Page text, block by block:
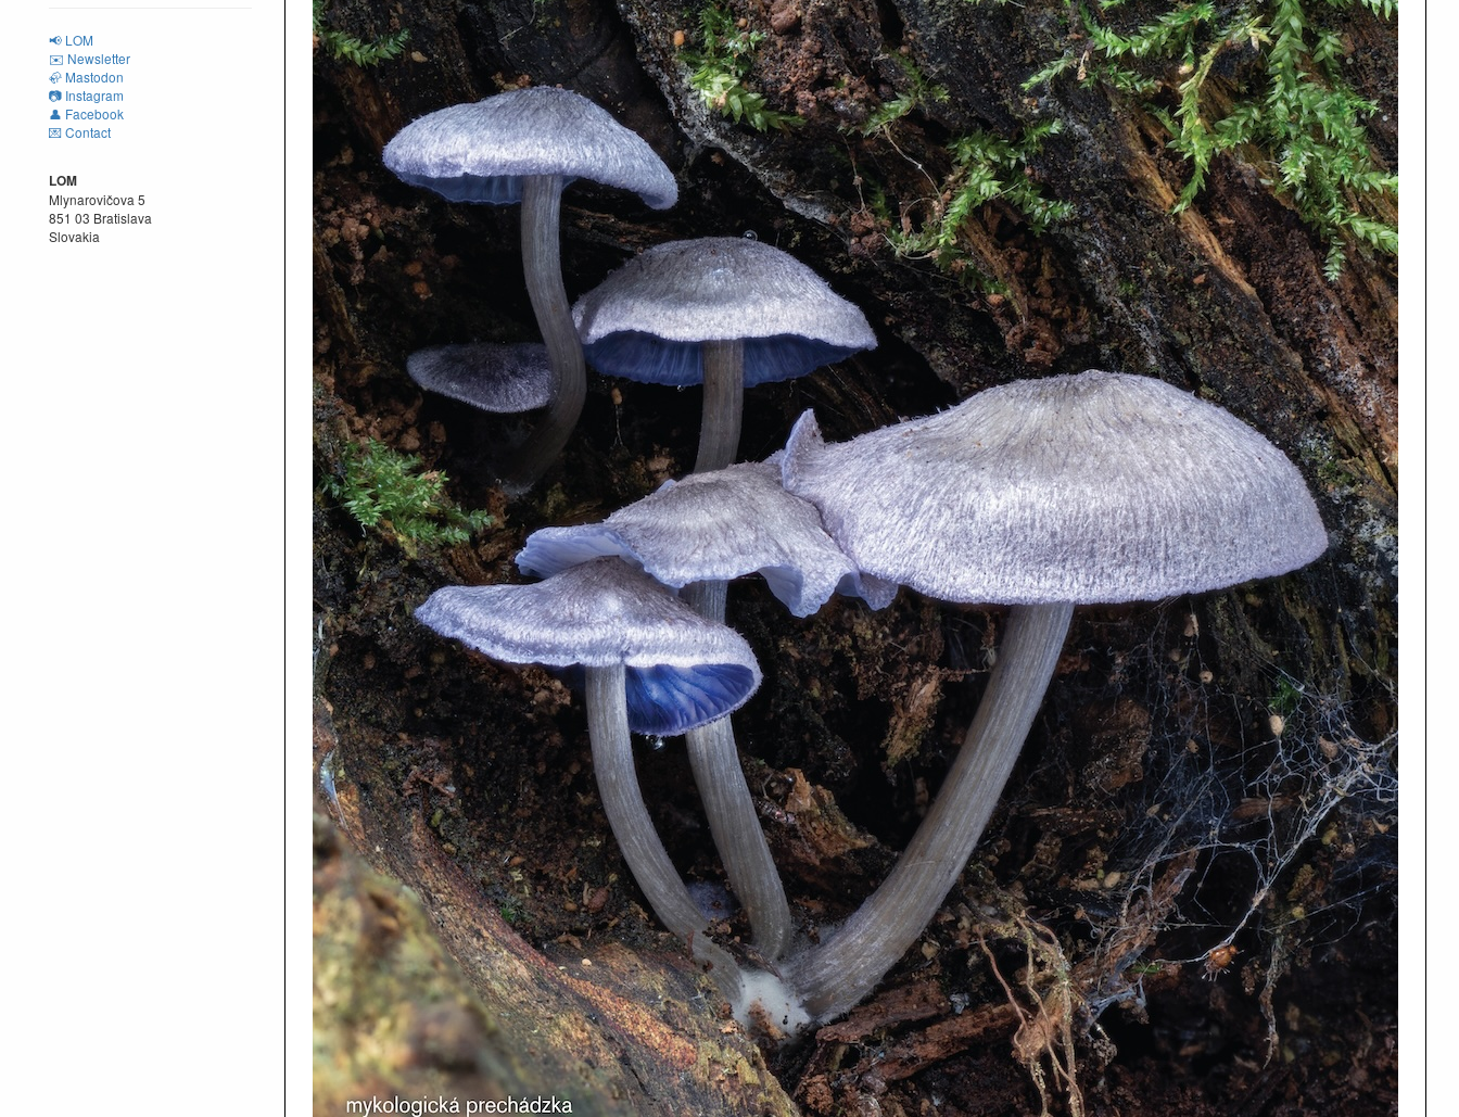
📢 LOM
✉️ Newsletter
🦣 Mastodon
📷 Instagram
👤 Facebook
💌 Contact
LOM
Mlynarovičova 5
851 03 Bratislava
Slovakia